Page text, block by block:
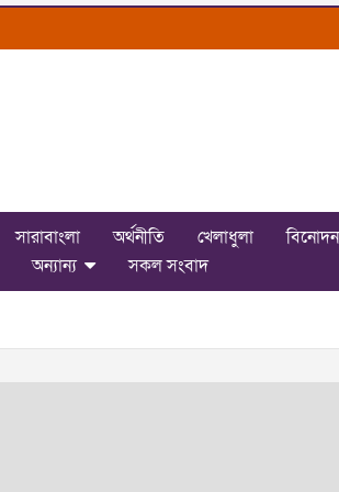
সারাবাংলা অর্থনীতি খেলাধুলা বিনোদন
অন্যান্য সকল সংবাদ